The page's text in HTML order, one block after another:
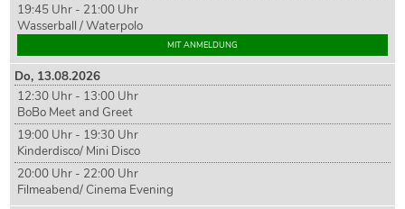
19:45 Uhr - 21:00 Uhr
Wasserball / Waterpolo
MIT ANMELDUNG
Do, 13.08.2026
12:30 Uhr - 13:00 Uhr
BoBo Meet and Greet
19:00 Uhr - 19:30 Uhr
Kinderdisco/ Mini Disco
20:00 Uhr - 22:00 Uhr
Filmeabend/ Cinema Evening